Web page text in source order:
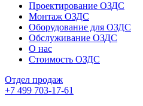
Проектирование ОЗДС
Монтаж ОЗДС
Оборудование для ОЗДС
Обслуживание ОЗДС
О нас
Стоимость ОЗДС
Отдел продаж
+7 499 703-17-61